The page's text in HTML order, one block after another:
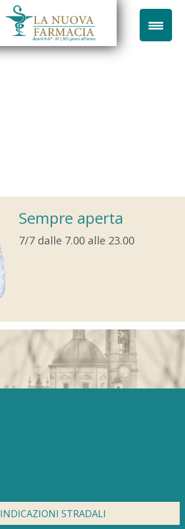
Sempre aperta
7/7 dalle 7.00 alle 23.00
INDICAZIONI STRADALI